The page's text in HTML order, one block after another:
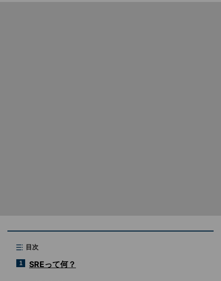
目次
1 SREって何？